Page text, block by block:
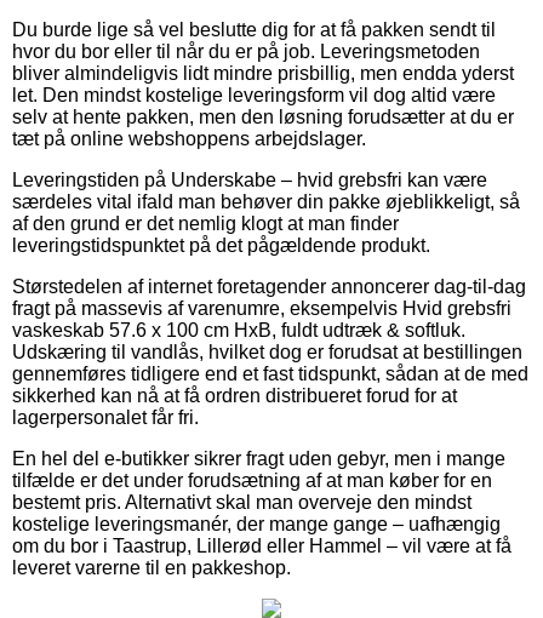
Du burde lige så vel beslutte dig for at få pakken sendt til
hvor du bor eller til når du er på job. Leveringsmetoden
bliver almindeligvis lidt mindre prisbillig, men endda yderst
let. Den mindst kostelige leveringsform vil dog altid være
selv at hente pakken, men den løsning forudsætter at du er
tæt på online webshoppens arbejdslager.
Leveringstiden på Underskabe – hvid grebsfri kan være
særdeles vital ifald man behøver din pakke øjeblikkeligt, så
af den grund er det nemlig klogt at man finder
leveringstidspunktet på det pågældende produkt.
Størstedelen af internet foretagender annoncerer dag-til-dag
fragt på massevis af varenumre, eksempelvis Hvid grebsfri
vaskeskab 57.6 x 100 cm HxB, fuldt udtræk & softluk.
Udskæring til vandlås, hvilket dog er forudsat at bestillingen
gennemføres tidligere end et fast tidspunkt, sådan at de med
sikkerhed kan nå at få ordren distribueret forud for at
lagerpersonalet får fri.
En hel del e-butikker sikrer fragt uden gebyr, men i mange
tilfælde er det under forudsætning af at man køber for en
bestemt pris. Alternativt skal man overveje den mindst
kostelige leveringsmanér, der mange gange – uafhængig
om du bor i Taastrup, Lillerød eller Hammel – vil være at få
leveret varerne til en pakkeshop.